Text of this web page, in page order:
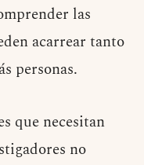
las
acarrear tanto
personas.
que necesitan
no